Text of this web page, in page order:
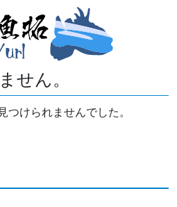
せん。
つけられませんでした。